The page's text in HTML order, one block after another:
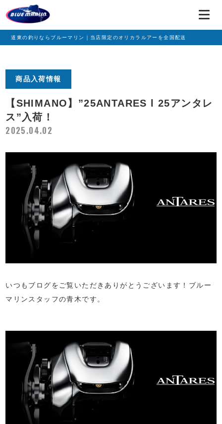
道東の釣りならブルーマリン｜当店限定のオリカラルアーを全国配送
商品入荷情報
【SHIMANO】”25ANTARES l 25アンタレ
ス”入荷！
2025.04.02
いつもブログをご覧いただきありがとうございます！ブルー
マリンスタッフの青木です。